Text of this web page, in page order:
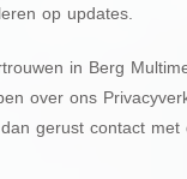
op updates.
in Berg
over ons
gerust contact met